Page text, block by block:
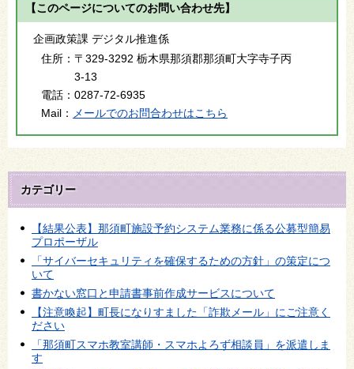
【このページについてのお問い合わせ先】
企画政策課 デジタル推進係
住所： 〒329-3292 栃木県那須郡那須町大字寺子丙
3-13
電話： 0287-72-6935
Mail：
メールでのお問合わせはこちら
カテゴリー
【結果公表】那須町施設予約システム業務に係る公募型簡易
プロポーザル
「サイバーセキュリティを確保するための方針」の策定につ
いて
書かない窓口と申請書事前作成サービスについて
【注意喚起】町長になりすました「詐欺メール」にご注意く
ださい
「那須町スマホ教室講師・スマホよろず相談員」を派遣しま
す